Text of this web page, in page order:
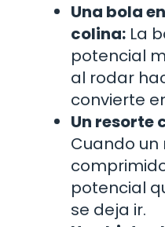
Una bola
colina: La
potencial
al rodar
convierte
Un resorte
Cuando
potencial
se deja ir.